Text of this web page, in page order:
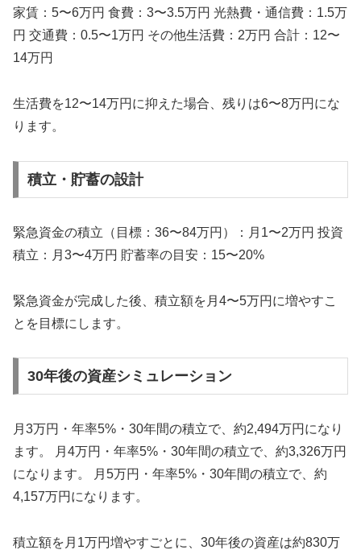
家賃：5〜6万円 食費：3〜3.5万円 光熱費・通信費：1.5万
円 交通費：0.5〜1万円 その他生活費：2万円 合計：12〜
14万円
生活費を12〜14万円に抑えた場合、残りは6〜8万円にな
ります。
積立・貯蓄の設計
緊急資金の積立（目標：36〜84万円）：月1〜2万円 投資
積立：月3〜4万円 貯蓄率の目安：15〜20%
緊急資金が完成した後、積立額を月4〜5万円に増やすこ
とを目標にします。
30年後の資産シミュレーション
月3万円・年率5%・30年間の積立で、約2,494万円になり
ます。 月4万円・年率5%・30年間の積立で、約3,326万円
になります。 月5万円・年率5%・30年間の積立で、約
4,157万円になります。
積立額を月1万円増やすごとに、30年後の資産は約830万